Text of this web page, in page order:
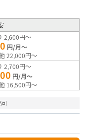
2,600円～
円/月～
22,000円～
2,700円～
円/月～
16,500円～
可